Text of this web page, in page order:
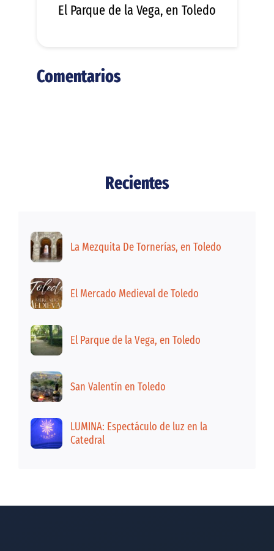
El Parque de la Vega, en Toledo
Comentarios
Recientes
La Mezquita De Tornerías, en Toledo
El Mercado Medieval de Toledo
El Parque de la Vega, en Toledo
San Valentín en Toledo
LUMINA: Espectáculo de luz en la
Catedral